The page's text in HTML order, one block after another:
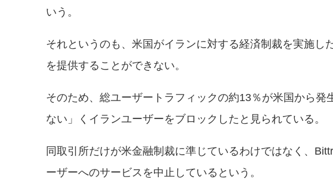
いう。
それというのも、米国がイランに対する経済制裁を実施
を提供することができない。
そのため、総ユーザートラフィックの約13％が米国から
ない」くイランユーザーをブロックしたと見られている。
同取引所だけが米金融制裁に準じているわけではなく、
ーザーへのサービスを中止しているという。